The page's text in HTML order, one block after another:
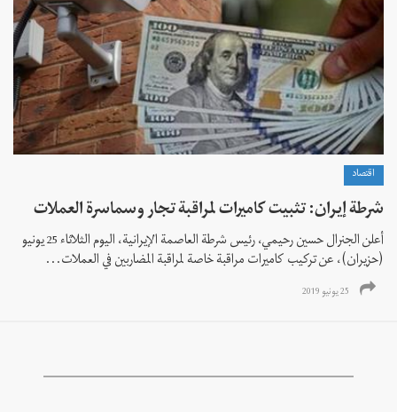
اقتصاد
شرطة إيران: تثبيت كاميرات لمراقبة تجار وسماسرة العملات
أعلن الجنرال حسين رحيمي، رئيس شرطة العاصمة الإيرانية، اليوم الثلاثاء 25 يونيو
(حزيران)، عن تركيب كاميرات مراقبة خاصة لمراقبة المضاربين في العملات...
25 يونيو 2019